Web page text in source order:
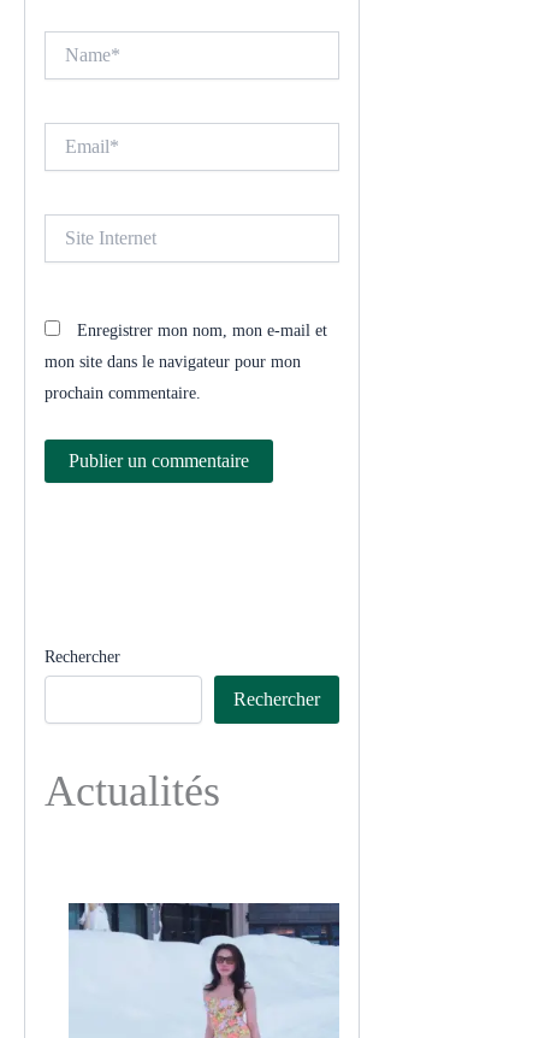
Internet
Enregistrer mon nom, mon e-mail et
mon site dans le navigateur pour mon
prochain commentaire.
Rechercher
Rechercher
Actualités